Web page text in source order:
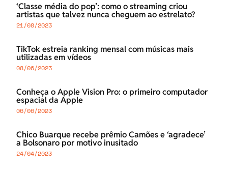
‘Classe média do pop’: como o streaming criou
artistas que talvez nunca cheguem ao estrelato?
21/08/2023
TikTok estreia ranking mensal com músicas mais
utilizadas em vídeos
08/06/2023
Conheça o Apple Vision Pro: o primeiro computador
espacial da Apple
06/06/2023
Chico Buarque recebe prêmio Camões e ‘agradece’
a Bolsonaro por motivo inusitado
24/04/2023